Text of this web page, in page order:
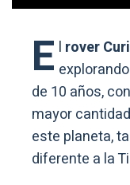
E l rover
de 10 años,
mayor
este planeta,
diferente a la